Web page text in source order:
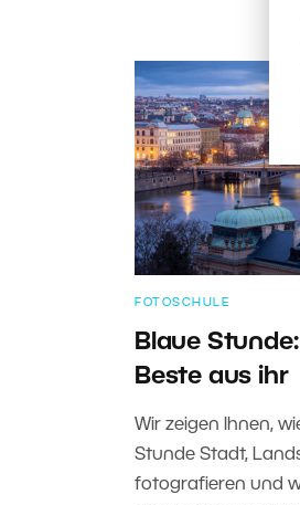
FOTOSCHULE
Blaue
Beste aus ihr
Wir zeigen Ihnen,
Stunde Stadt,
fotografieren und